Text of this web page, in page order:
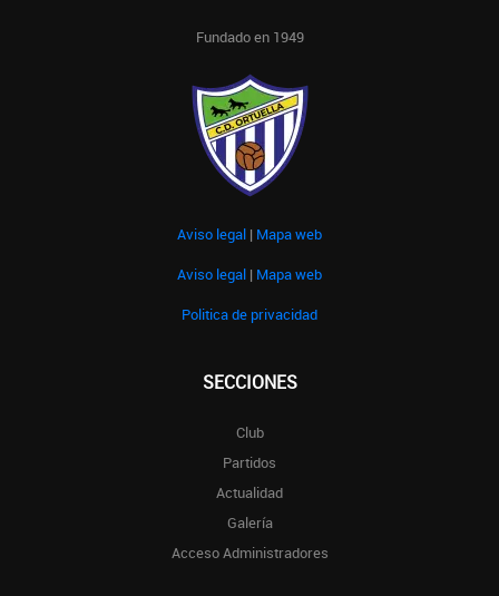
Fundado en 1949
Aviso legal | Mapa web
Aviso legal | Mapa web
Politica de privacidad
SECCIONES
Club
Partidos
Actualidad
Galería
Acceso Administradores